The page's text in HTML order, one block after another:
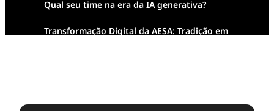
Qual seu time na era da IA generativa?
Transformação Digital da AESA: Tradição em